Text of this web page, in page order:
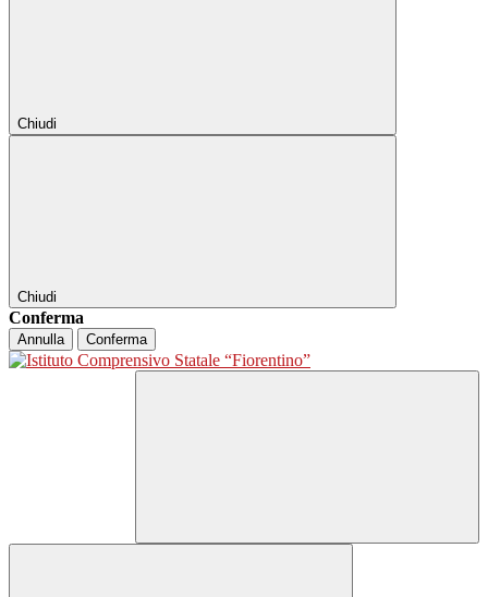
Chiudi
Chiudi
Conferma
Annulla Conferma